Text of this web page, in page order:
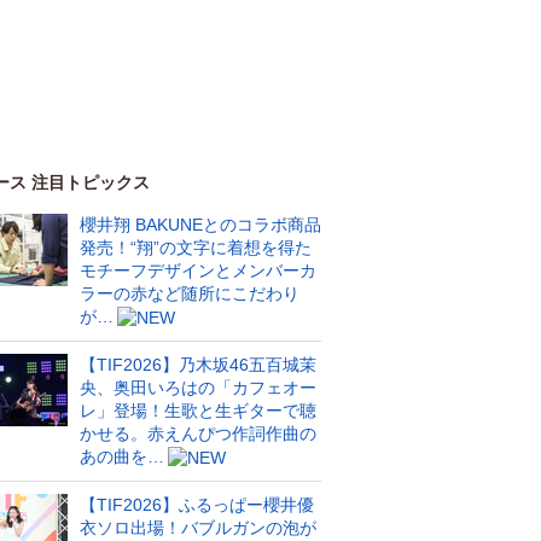
ス 注目トピックス
櫻井翔 BAKUNEとのコラボ商品
発売！“翔”の文字に着想を得た
モチーフデザインとメンバーカ
ラーの赤など随所にこだわり
が…
【TIF2026】乃木坂46五百城茉
央、奥田いろはの「カフェオー
レ」登場！生歌と生ギターで聴
かせる。赤えんぴつ作詞作曲の
あの曲を…
【TIF2026】ふるっぱー櫻井優
衣ソロ出場！バブルガンの泡が